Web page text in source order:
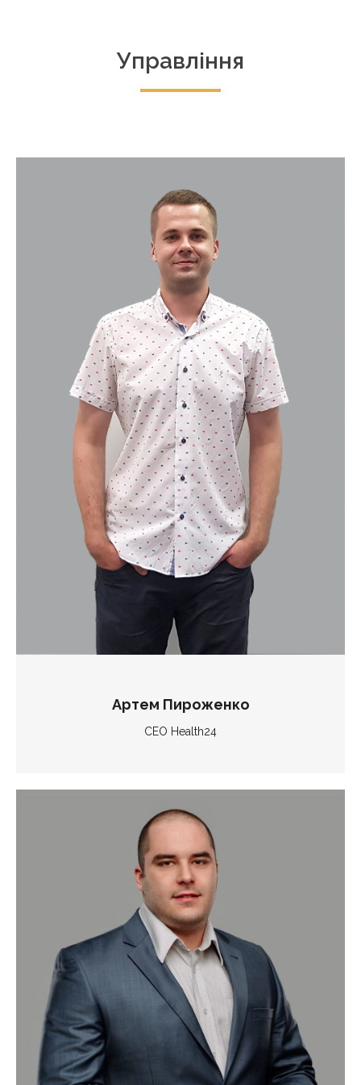
Управління
Артем Пироженко
СEО Health24